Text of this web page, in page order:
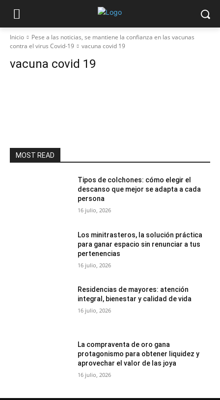
Inicio
Pese a las noticias, se mantiene la confianza en las vacunas
contra el virus Covid-19
vacuna covid 19
vacuna covid 19
MOST READ
Tipos de colchones: cómo elegir el
descanso que mejor se adapta a cada
persona
16 julio, 2026
Los minitrasteros, la solución práctica
para ganar espacio sin renunciar a tus
pertenencias
16 julio, 2026
Residencias de mayores: atención
integral, bienestar y calidad de vida
16 julio, 2026
La compraventa de oro gana
protagonismo para obtener liquidez y
aprovechar el valor de las joya
16 julio, 2026